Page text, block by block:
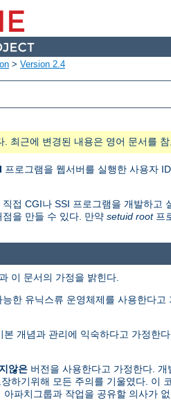
> Version 2.4
최근에 변경된 내용은 영어 문서를
프로그램을 웹서버를 실행한 사용자
접 CGI나 SSI 프로그램을 개발하
을 만들 수 있다. 만약 setuid root프
이 문서의 가정을 밝힌다.
능한 유닉스류 운영체제를 사용한다
개념과 관리에 익숙하다고 가정한
않은 버전을 사용한다고 가정한다.
하기위해 모든 주의를 기울였다. 이
파치그룹과 작업을 공유할 의사가